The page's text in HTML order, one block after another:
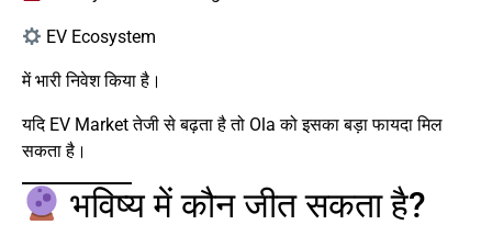
EV Ecosystem
में भारी निवेश किया है।
यदि EV Market तेजी से बढ़ता है तो Ola को इसका बड़ा फायदा मिल
सकता है।
भविष्य में कौन जीत सकता है?